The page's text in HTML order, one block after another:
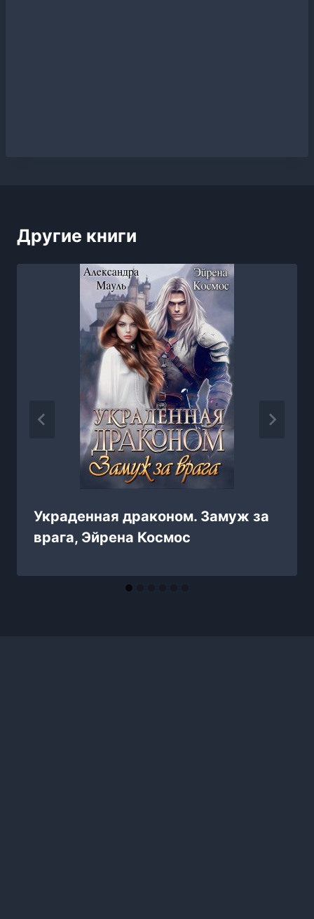
Другие книги
Украденная драконом. Замуж за
врага, Эйрена Космос